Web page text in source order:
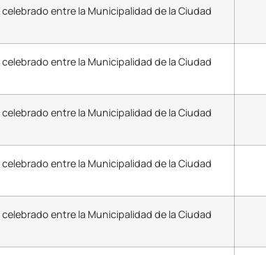
celebrado entre la Municipalidad de la Ciudad
celebrado entre la Municipalidad de la Ciudad
celebrado entre la Municipalidad de la Ciudad
celebrado entre la Municipalidad de la Ciudad
celebrado entre la Municipalidad de la Ciudad